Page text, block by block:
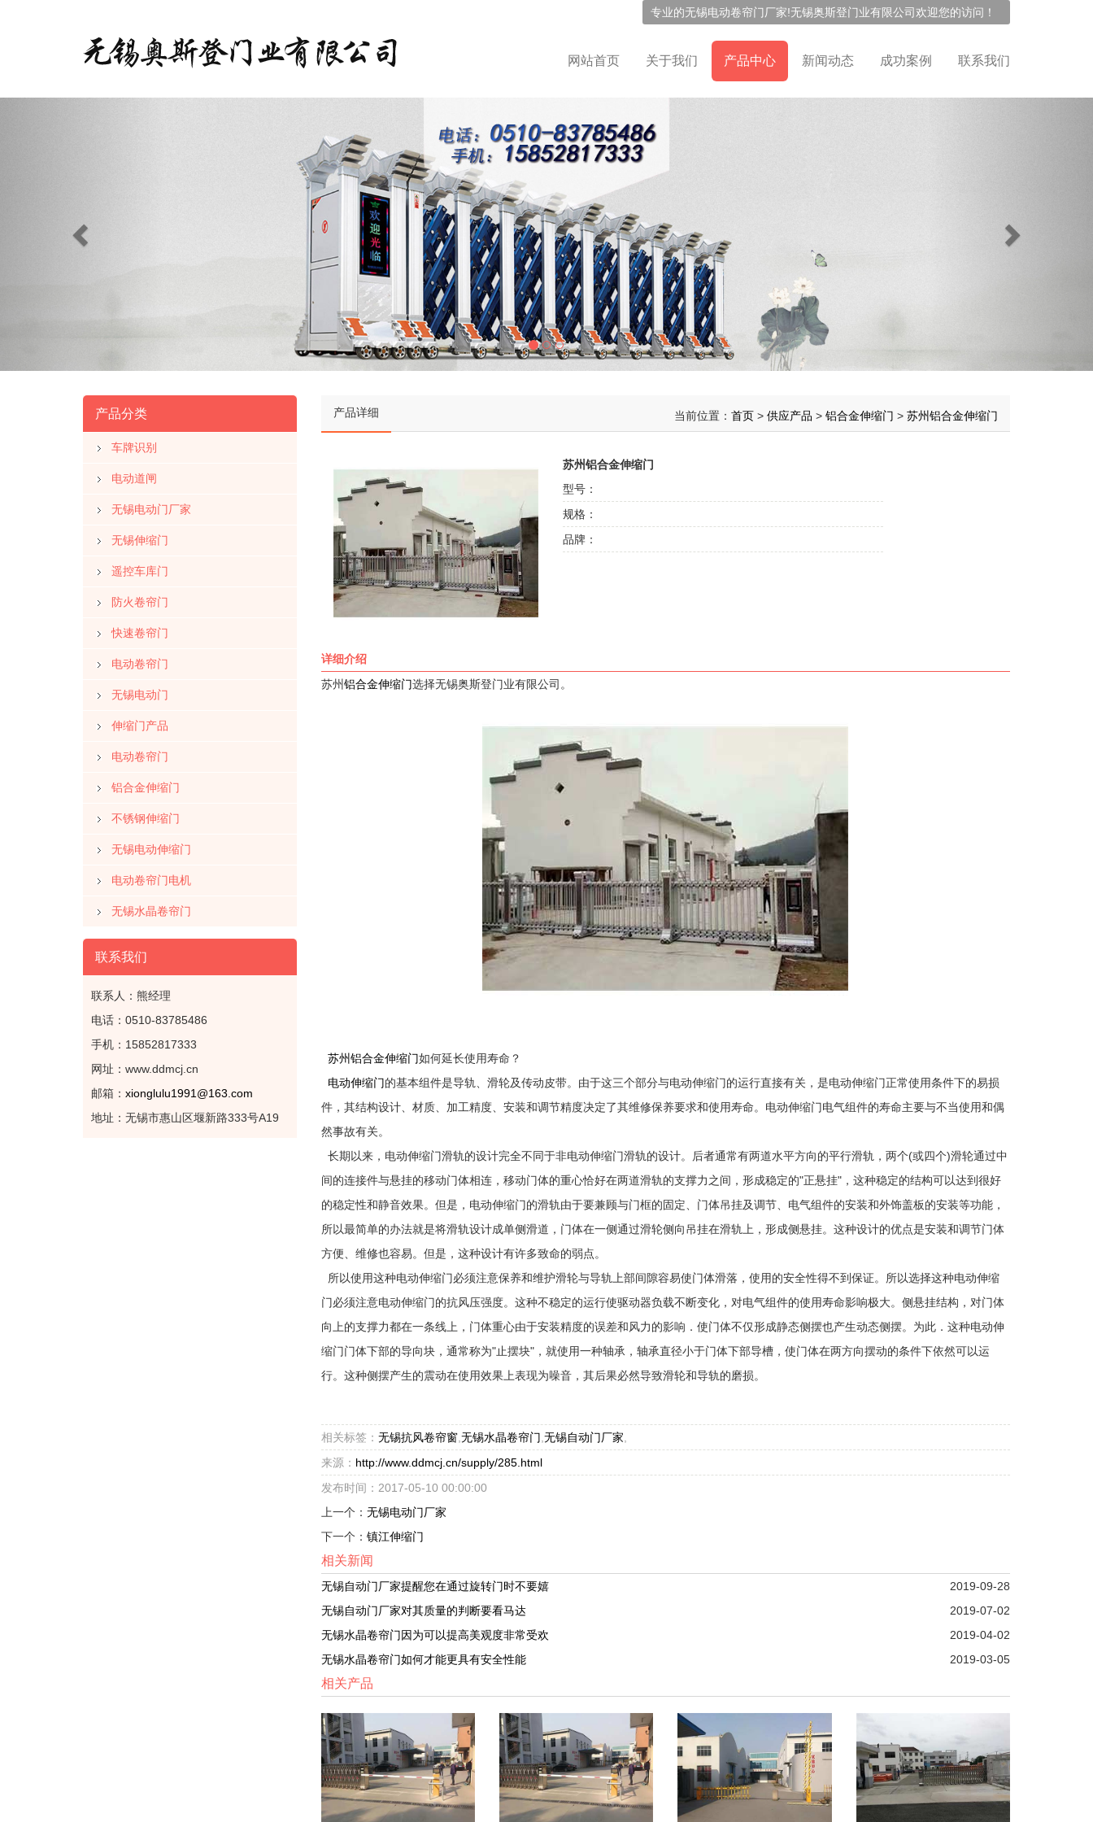
专业的无锡电动卷帘门厂家!无锡奥斯登门业有限公司欢迎您的访问！
网站首页 关于我们 产品中心 新闻动态 成功案例 联系我们
产品分类
车牌识别
电动道闸
无锡电动门厂家
无锡伸缩门
遥控车库门
防火卷帘门
快速卷帘门
电动卷帘门
无锡电动门
伸缩门产品
电动卷帘门
铝合金伸缩门
不锈钢伸缩门
无锡电动伸缩门
电动卷帘门电机
无锡水晶卷帘门
联系我们
联系人：熊经理
电话：0510-83785486
手机：15852817333
网址：www.ddmcj.cn
邮箱： xionglulu1991@163.com
地址：无锡市惠山区堰新路333号A19
产品详细 当前位置： 首页 > 供应产品 > 铝合金伸缩门 > 苏州铝合金伸缩门
苏州铝合金伸缩门
型号：
规格：
品牌：
详细介绍
苏州铝合金伸缩门选择无锡奥斯登门业有限公司。
苏州铝合金伸缩门如何延长使用寿命？
电动伸缩门的基本组件是导轨、滑轮及传动皮带。由于这三个部分与电动伸缩门的运行直接有关，是电动伸缩门正常使用条件下的易损
件，其结构设计、材质、加工精度、安装和调节精度决定了其维修保养要求和使用寿命。电动伸缩门电气组件的寿命主要与不当使用和偶
然事故有关。
长期以来，电动伸缩门滑轨的设计完全不同于非电动伸缩门滑轨的设计。后者通常有两道水平方向的平行滑轨，两个(或四个)滑轮通过中
间的连接件与悬挂的移动门体相连，移动门体的重心恰好在两道滑轨的支撑力之间，形成稳定的"正悬挂"，这种稳定的结构可以达到很好
的稳定性和静音效果。但是，电动伸缩门的滑轨由于要兼顾与门框的固定、门体吊挂及调节、电气组件的安装和外饰盖板的安装等功能，
所以最简单的办法就是将滑轨设计成单侧滑道，门体在一侧通过滑轮侧向吊挂在滑轨上，形成侧悬挂。这种设计的优点是安装和调节门体
方便、维修也容易。但是，这种设计有许多致命的弱点。
所以使用这种电动伸缩门必须注意保养和维护滑轮与导轨上部间隙容易使门体滑落，使用的安全性得不到保证。所以选择这种电动伸缩
门必须注意电动伸缩门的抗风压强度。这种不稳定的运行使驱动器负载不断变化，对电气组件的使用寿命影响极大。侧悬挂结构，对门体
向上的支撑力都在一条线上，门体重心由于安装精度的误差和风力的影响．使门体不仅形成静态侧摆也产生动态侧摆。为此．这种电动伸
缩门门体下部的导向块，通常称为"止摆块"，就使用一种轴承，轴承直径小于门体下部导槽，使门体在两方向摆动的条件下依然可以运
行。这种侧摆产生的震动在使用效果上表现为噪音，其后果必然导致滑轮和导轨的磨损。
相关标签： 无锡抗风卷帘窗,无锡水晶卷帘门,无锡自动门厂家,
来源： http://www.ddmcj.cn/supply/285.html
发布时间：2017-05-10 00:00:00
上一个： 无锡电动门厂家
下一个： 镇江伸缩门
相关新闻
无锡自动门厂家提醒您在通过旋转门时不要嬉
2019-09-28
无锡自动门厂家对其质量的判断要看马达
2019-07-02
无锡水晶卷帘门因为可以提高美观度非常受欢
2019-04-02
无锡水晶卷帘门如何才能更具有安全性能
2019-03-05
相关产品